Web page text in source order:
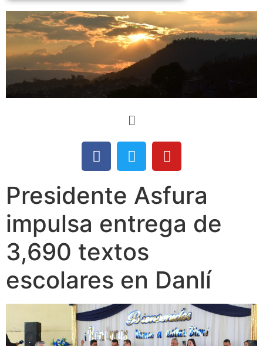
Presidente Asfura
impulsa entrega de
3,690 textos
escolares en Danlí